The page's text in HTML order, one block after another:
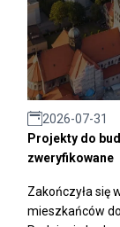
2026-07-31
Projekty do
zweryfikowane
Zakończyła się
mieszkańców